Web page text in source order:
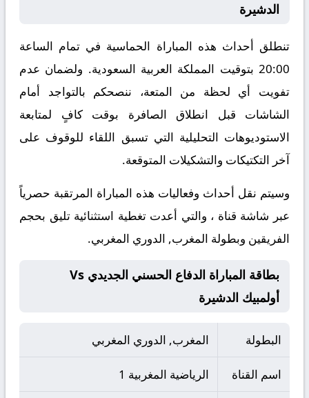
الدشيرة
تنطلق أحداث هذه المباراة الحماسية في تمام الساعة
20:00 بتوقيت المملكة العربية السعودية. ولضمان عدم
تفويت أي لحظة من المتعة، ننصحكم بالتواجد أمام
الشاشات قبل انطلاق الصافرة بوقت كافٍ لمتابعة
الاستوديوهات التحليلية التي تسبق اللقاء للوقوف على
آخر التكتيكات والتشكيلات المتوقعة.
​وسيتم نقل أحداث وفعاليات هذه المباراة المرتقبة حصرياً
عبر شاشة قناة ، والتي أعدت تغطية استثنائية تليق بحجم
الفريقين وبطولة المغرب, الدوري المغربي.
بطاقة المباراة الدفاع الحسني الجديدي Vs
أولمبيك الدشيرة
البطولة المغرب, الدوري المغربي
اسم القناة الرياضية المغربية 1